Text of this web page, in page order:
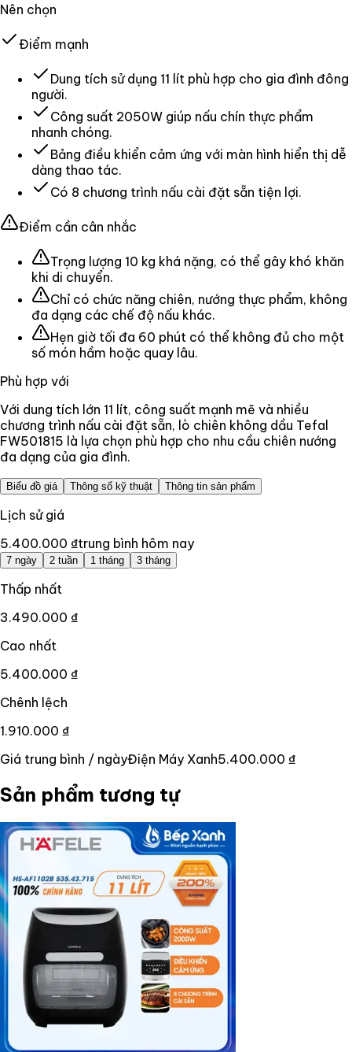
Nên chọn
Điểm mạnh
Dung tích sử dụng 11 lít phù hợp cho gia đình đông
người.
Công suất 2050W giúp nấu chín thực phẩm
nhanh chóng.
Bảng điều khiển cảm ứng với màn hình hiển thị dễ
dàng thao tác.
Có 8 chương trình nấu cài đặt sẵn tiện lợi.
Điểm cần cân nhắc
Trọng lượng 10 kg khá nặng, có thể gây khó khăn
khi di chuyển.
Chỉ có chức năng chiên, nướng thực phẩm, không
đa dạng các chế độ nấu khác.
Hẹn giờ tối đa 60 phút có thể không đủ cho một
số món hầm hoặc quay lâu.
Phù hợp với
Với dung tích lớn 11 lít, công suất mạnh mẽ và nhiều
chương trình nấu cài đặt sẵn, lò chiên không dầu Tefal
FW501815 là lựa chọn phù hợp cho nhu cầu chiên nướng
đa dạng của gia đình.
Biểu đồ giá Thông số kỹ thuật Thông tin sản phẩm
Lịch sử giá
5.400.000 ₫trung bình hôm nay
7 ngày 2 tuần 1 tháng 3 tháng
Thấp nhất
3.490.000 ₫
Cao nhất
5.400.000 ₫
Chênh lệch
1.910.000 ₫
Giá trung bình / ngàyĐiện Máy Xanh5.400.000 ₫
Sản phẩm tương tự